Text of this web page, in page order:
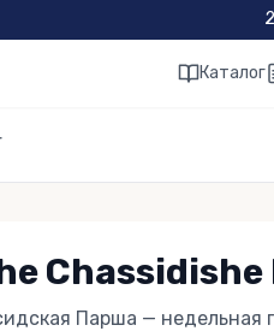
Каталог
Chassidishe
Парша — недельная